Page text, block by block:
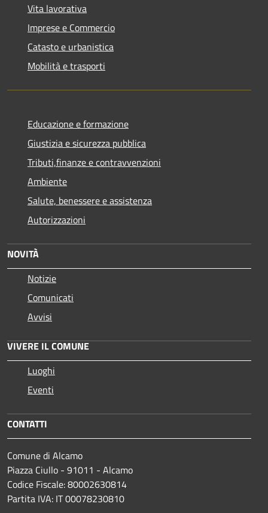
Vita lavorativa
Imprese e Commercio
Catasto e urbanistica
Mobilità e trasporti
Educazione e formazione
Giustizia e sicurezza pubblica
Tributi,finanze e contravvenzioni
Ambiente
Salute, benessere e assistenza
Autorizzazioni
NOVITÀ
Notizie
Comunicati
Avvisi
VIVERE IL COMUNE
Luoghi
Eventi
CONTATTI
Comune di Alcamo
Piazza Ciullo - 91011 - Alcamo
Codice Fiscale: 80002630814
Partita IVA: IT 00078230810